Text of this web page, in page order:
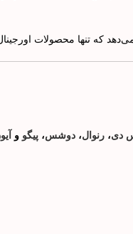
که تنها محصولات
دی، رنوال، دوشس، پیگو و